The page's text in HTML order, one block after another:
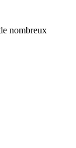
nombreux